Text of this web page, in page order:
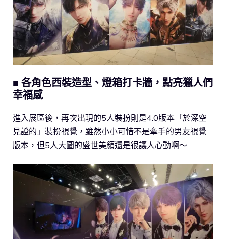
■ 各角色西裝造型、燈箱打卡牆，點亮獵人們
幸福感
進入展區後，再次出現的5人裝扮則是4.0版本「於深空
見證的」裝扮視覺，雖然小小可惜不是牽手的男友視覺
版本，但5人大圖的盛世美顏還是很讓人心動啊～